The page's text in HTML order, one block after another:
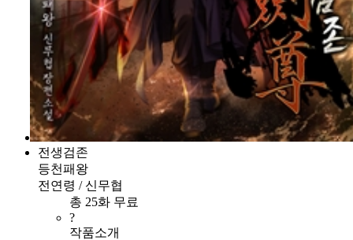
전생검존
등천패왕
전연령 / 신무협
총 25화 무료
?
작품소개